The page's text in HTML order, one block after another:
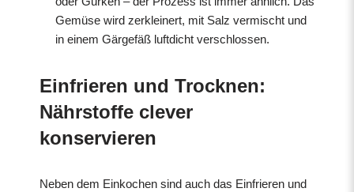
Gemüse wird zerkleinert, mit Salz vermischt und
in einem Gärgefäß luftdicht verschlossen.
Einfrieren und Trocknen:
Nährstoffe clever
konservieren
Neben dem Einkochen sind auch das Einfrieren und